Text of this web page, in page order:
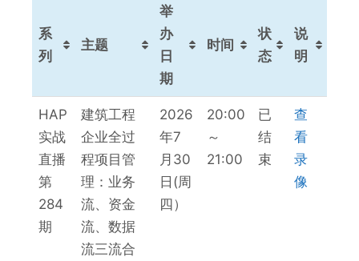
系
列
主题
举
办
日
期
时间
状
态
说
明
系
列
主题
举
办
日
期
时间
状
态
说
明
HAP
实战
直播
第
284
期
建筑工程
企业全过
程项目管
理：业务
流、资金
流、数据
流三流合
2026
年7
月30
日(周
四）
20:00
～
21:00
已
结
束
查
看
录
像